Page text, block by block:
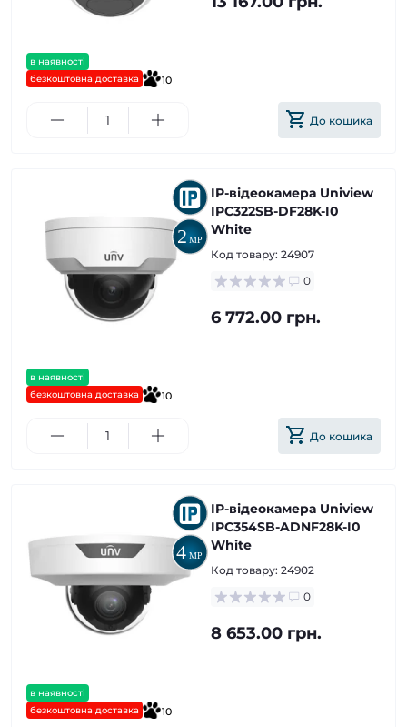
в наявності
безкоштовна доставка
10
До кошика
в наявності
безкоштовна доставка
10
IP-відеокамера Uniview
IPC322SB-DF28K-I0
White
Код товару: 24907
0
6 772.00 грн.
До кошика
в наявності
безкоштовна доставка
10
IP-відеокамера Uniview
IPC354SB-ADNF28K-I0
White
Код товару: 24902
0
8 653.00 грн.